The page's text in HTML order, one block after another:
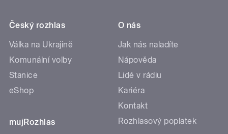
Český rozhlas
Válka na Ukrajině
Komunální volby
Stanice
eShop
mujRozhlas
O nás
Jak nás naladíte
Nápověda
Lidé v rádiu
Kariéra
Kontakt
Rozhlasový poplatek